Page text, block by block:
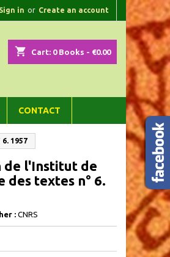
Sign in or Create an account
shopping_cart Cart: 0Books - €0.00
CONTACT
1957
l'Institut de
textes n° 6.
: CNRS